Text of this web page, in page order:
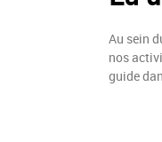
Au sein
nos
guide